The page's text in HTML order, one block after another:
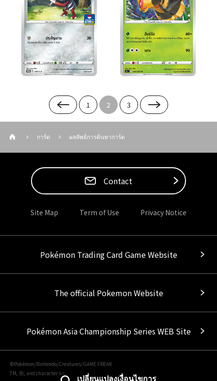
1 2 3
เปลี่ยนแปลงเงื่อนไขการ
การ์ด ผลลัพธ์การค้นหาการ์ด
Contact
Site Map Term of Use Privacy Notice
Pokémon Trading Card Game Website
The official Pokemon Website
Pokémon Asia Championship Series WEB Site
©Pokémon/Nintendo/Creatures/GAME FREAK
TM, Ⓡ, and character names are trademarks of Nintendo.